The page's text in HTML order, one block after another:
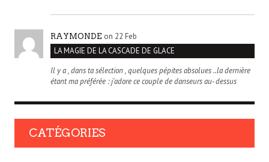
RAYMONDE on 22 Feb
LA MAGIE DE LA CASCADE DE GLACE
Il y a , dans ta sélection , quelques pépites absolues ..la dernière
étant ma préférée : j'adore ce couple de danseurs au- dessus
CATÉGORIES